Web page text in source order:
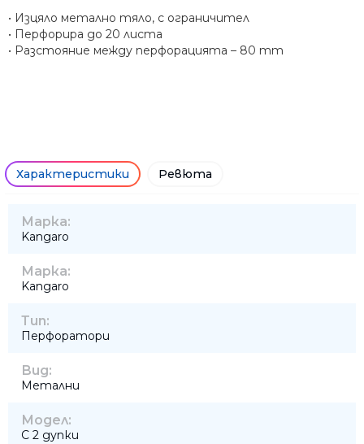
• Изцяло метално тяло, с ограничител
• Перфорира до 20 листа
• Разстояние между перфорацията – 80 mm
Характеристики Ревюта
Марка:
Kangaro
Марка:
Kangaro
Тип:
Перфоратори
Вид:
Метални
Модел:
С 2 дупки